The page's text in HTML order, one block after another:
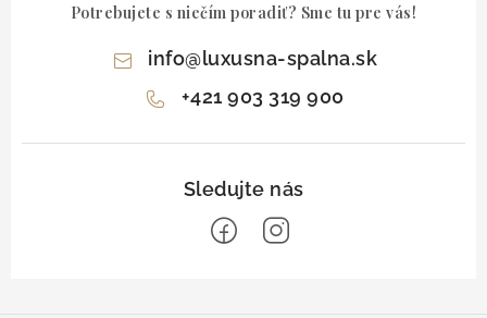
Potrebujete s niečím poradiť? Sme tu pre vás!
info@luxusna-spalna.sk
+421 903 319 900